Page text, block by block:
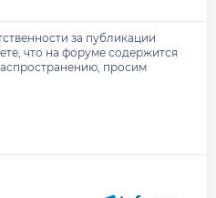
за публикации
что на форуме содержится
просим